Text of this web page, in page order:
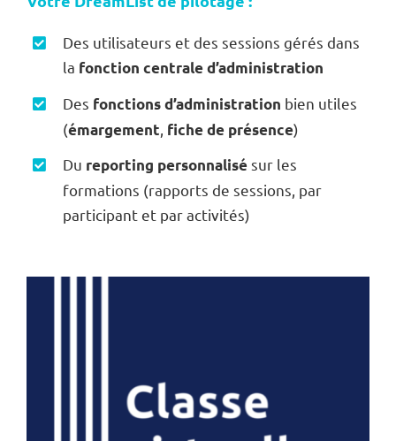
Des utilisateurs et des sessions gérés dans
la fonction centrale d’administration
Des fonctions d’administration bien utiles
(émargement fiche de présence)
Du reporting personnalisé sur les
formations (rapports de sessions, par
participant et par activités)